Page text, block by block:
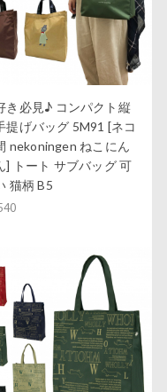
き必見♪ コンパクト縦
提げバッグ 5M91 [ネコ
nekoningen ねこにん
] トート サブバッグ 可
猫柄 B5